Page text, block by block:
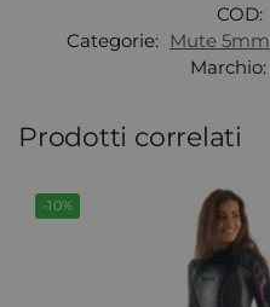
COD:
Categorie: Mute 5mm
Marchio:
Prodotti correlati
-10%